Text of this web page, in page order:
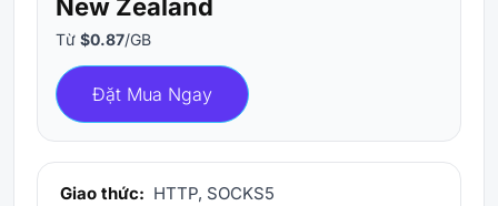
New Zealand
Từ $0.87/GB
Đặt Mua Ngay
Giao thức: HTTP, SOCKS5